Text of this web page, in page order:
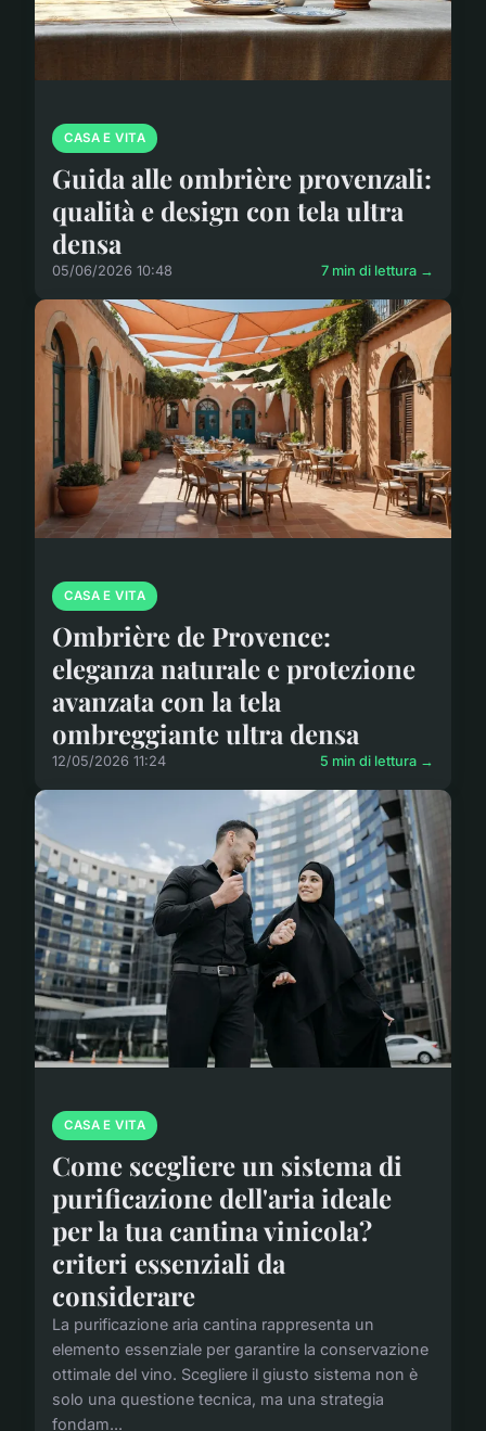
CASA E VITA
Guida alle ombrière provenzali:
qualità e design con tela ultra
densa
05/06/2026 10:48 7 min di lettura →
CASA E VITA
Ombrière de Provence:
eleganza naturale e protezione
avanzata con la tela
ombreggiante ultra densa
12/05/2026 11:24 5 min di lettura →
CASA E VITA
Come scegliere un sistema di
purificazione dell'aria ideale
per la tua cantina vinicola?
criteri essenziali da
considerare
La purificazione aria cantina rappresenta un
elemento essenziale per garantire la conservazione
ottimale del vino. Scegliere il giusto sistema non è
solo una questione tecnica, ma una strategia
fondam...